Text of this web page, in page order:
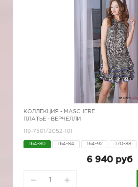
КОЛЛЕКЦИЯ - MASCHERE
ПЛАТЬЕ - ВЕРЧЕЛЛИ
119-7501/2052-101
164-80 164-84 164-92 170-88
6 940 руб